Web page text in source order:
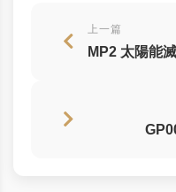
上一篇
MP2 太陽能